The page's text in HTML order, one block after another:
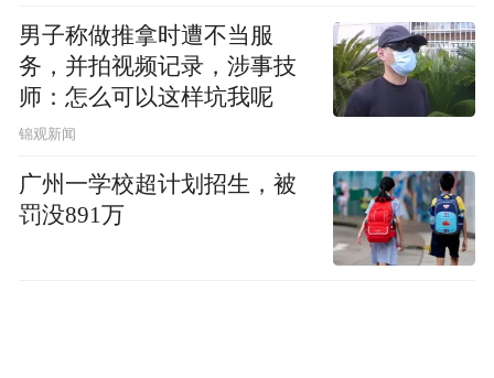
男子称做推拿时遭不当服
务，并拍视频记录，涉事技
师：怎么可以这样坑我呢
锦观新闻
广州一学校超计划招生，被
罚没891万